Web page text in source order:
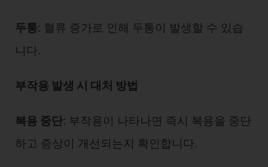
두통: 혈류 증가로 인해 두통이 발생할 수 있습
니다.
부작용 발생 시 대처 방법
복용 중단: 부작용이 나타나면 즉시 복용을 중단
하고 증상이 개선되는지 확인합니다.